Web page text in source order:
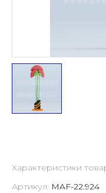
Характеристики
Артикул: MAF-22.924